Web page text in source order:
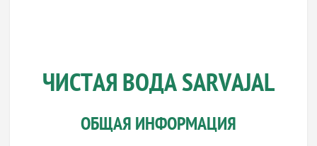
ЧИСТАЯ ВОДА SARVAJAL
ОБЩАЯ ИНФОРМАЦИЯ